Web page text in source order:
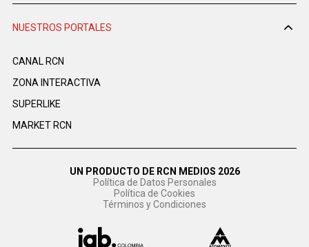
NUESTROS PORTALES
CANAL RCN
ZONA INTERACTIVA
SUPERLIKE
MARKET RCN
UN PRODUCTO DE RCN MEDIOS 2026
Política de Datos Personales
Política de Cookies
Términos y Condiciones